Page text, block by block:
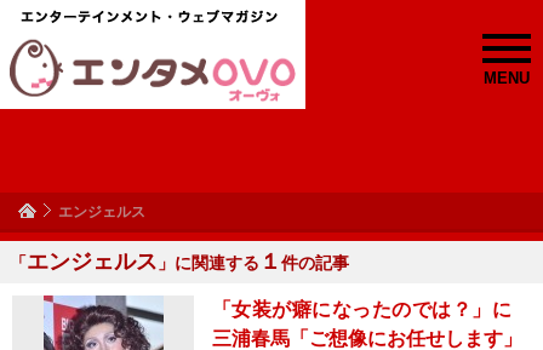
MENU
エンジェルス
「エンジェルス 」に関連する １ 件の記事
「女装が癖になったのでは？」に
三浦春馬「ご想像にお任せします」